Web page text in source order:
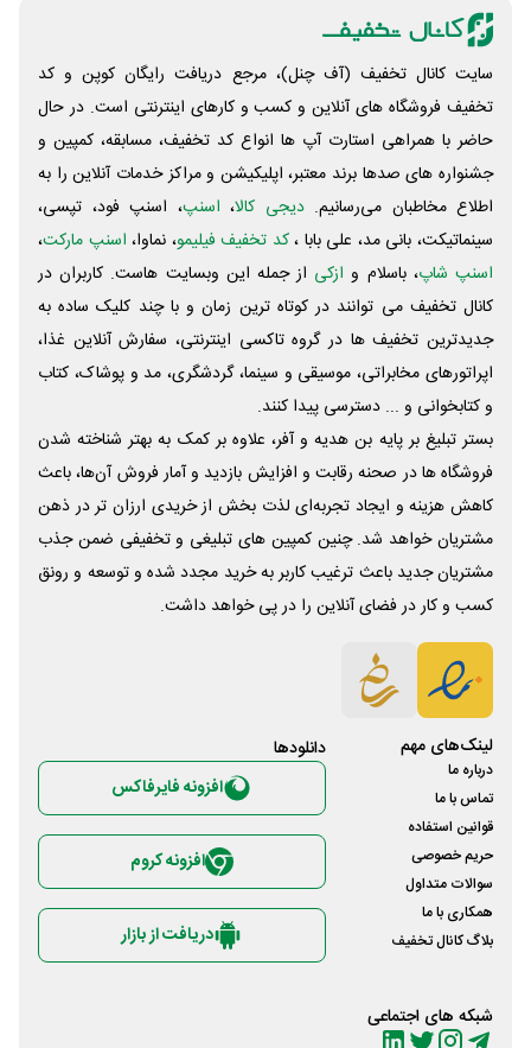
سایت کانال تخفیف (آف چنل)، مرجع دریافت رایگان کوپن و کد
تخفیف فروشگاه های آنلاین و کسب و‌ کارهای اینترنتی است. در حال
حاضر با همراهی استارت آپ ها انواع کد تخفیف، مسابقه، کمپین و
جشنواره های صدها برند معتبر، اپلیکیشن و مراکز خدمات آنلاین را به
اطلاع مخاطبان می‌رسانیم. دیجی کالا، اسنپ، اسنپ فود، تپسی،
سینماتیکت، بانی مد، علی‌ بابا ،کد تخفیف فیلیمو، نماوا، اسنپ مارکت،
اسنپ شاپ، باسلام و ازکی از جمله این وبسایت ‌هاست. کاربران در
کانال تخفیف می توانند در کوتاه ترین زمان و با چند کلیک ساده به
جدیدترین تخفیف ها در گروه تاکسی اینترنتی، سفارش آنلاین غذا،
اپراتورهای مخابراتی، موسیقی و سینما، گردشگری، مد و پوشاک، کتاب
و کتابخوانی و ... دسترسی پیدا کنند.
بستر تبلیغ بر پایه بن هدیه و آفر، علاوه بر کمک به بهتر شناخته شدن
فروشگاه ها در صحنه رقابت و افزایش بازدید و آمار فروش آن‌ها، باعث
کاهش هزینه و ایجاد تجربه‌ای لذت بخش از خریدی ارزان تر در ذهن
مشتریان خواهد شد. چنین کمپین های تبلیغی و تخفیفی ضمن جذب
مشتریان جدید باعث ترغیب کاربر به خرید مجدد شده و توسعه و رونق
کسب و کار در فضای آنلاین را در پی خواهد داشت.
لینک‌های مهم
درباره ما
تماس با ما
قوانین استفاده
حریم خصوصی
سوالات متداول
همکاری با ما
بلاگ کانال تخفیف
شبکه های اجتماعی
دانلود‌ها
افزونه فایرفاکس
افزونه کروم
دریافت از بازار